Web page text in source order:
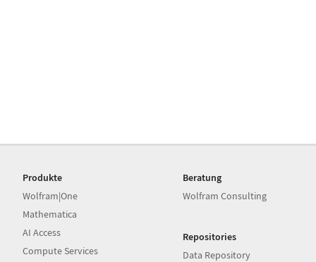
Produkte
Wolfram|One
Mathematica
AI Access
Compute Services
Beratung
Wolfram Consulting
Repositories
Data Repository